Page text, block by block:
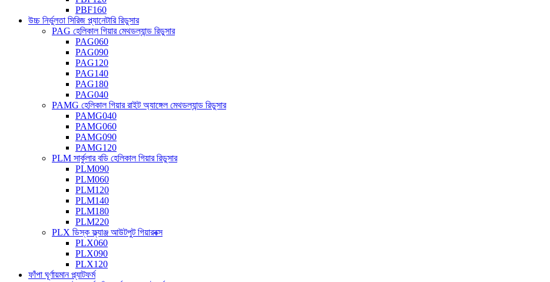
PBF160
উচ্চ নির্ভুলতা সিরিজ প্ল্যানেটারি রিডুসার
PAG হেলিকাল গিয়ার মেথডল্যান্ড রিডুসার
PAG060
PAG090
PAG120
PAG140
PAG180
PAG040
PAMG হেলিকাল গিয়ার রাইট অ্যাঙ্গেল মেথডল্যান্ড রিডুসার
PAMG040
PAMG060
PAMG090
PAMG120
PLM সার্কুলার বডি হেলিকাল গিয়ার রিডুসার
PLM090
PLM060
PLM120
PLM140
PLM180
PLM220
PLX ডিস্ক ফ্ল্যাঞ্জ আউটপুট গিয়ারবক্স
PLX060
PLX090
PLX120
ফাঁপা ঘূর্ণায়মান প্ল্যাটফর্ম